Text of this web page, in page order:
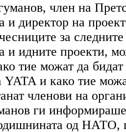
член на
директор на
за следните
идните проекти,
тие можат да
YATA и како тие
членови на
ги
од НАТО,